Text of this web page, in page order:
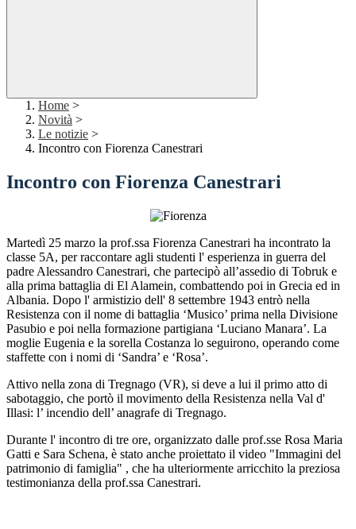
Home >
Novità >
Le notizie >
Incontro con Fiorenza Canestrari
Incontro con Fiorenza Canestrari
Martedì 25 marzo la prof.ssa Fiorenza Canestrari ha incontrato la
classe 5A, per raccontare agli studenti l' esperienza in guerra del
padre Alessandro Canestrari, che partecipò all’assedio di Tobruk e
alla prima battaglia di El Alamein, combattendo poi in Grecia ed in
Albania. Dopo l' armistizio dell' 8 settembre 1943 entrò nella
Resistenza con il nome di battaglia ‘Musico’ prima nella Divisione
Pasubio e poi nella formazione partigiana ‘Luciano Manara’. La
moglie Eugenia e la sorella Costanza lo seguirono, operando come
staffette con i nomi di ‘Sandra’ e ‘Rosa’.
Attivo nella zona di Tregnago (VR), si deve a lui il primo atto di
sabotaggio, che portò il movimento della Resistenza nella Val d'
Illasi: l’ incendio dell’ anagrafe di Tregnago.
Durante l' incontro di tre ore, organizzato dalle prof.sse Rosa Maria
Gatti e Sara Schena, è stato anche proiettato il video "Immagini del
patrimonio di famiglia" , che ha ulteriormente arricchito la preziosa
testimonianza della prof.ssa Canestrari.